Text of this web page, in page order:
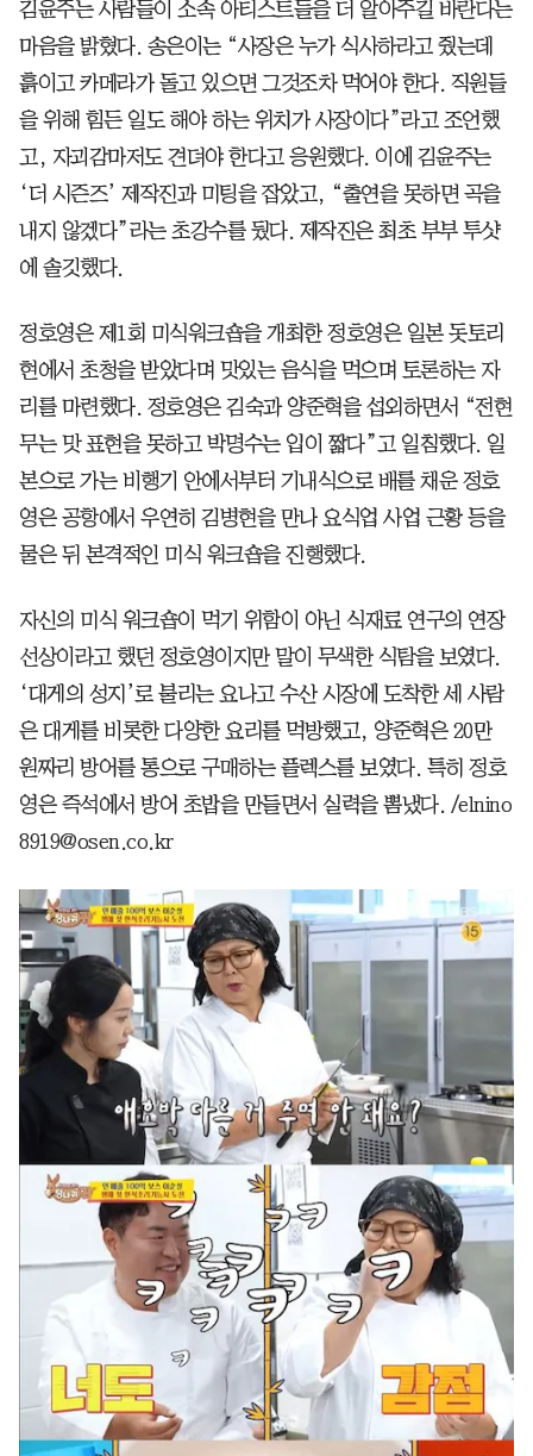
김윤주는 사람들이 소속 아티스트들을 더 알아주길 바란다는
마음을 밝혔다. 송은이는 “사장은 누가 식사하라고 줬는데
흙이고 카메라가 돌고 있으면 그것조차 먹어야 한다. 직원들
을 위해 힘든 일도 해야 하는 위치가 사장이다”라고 조언했
고, 자괴감마저도 견뎌야 한다고 응원했다. 이에 김윤주는
‘더 시즌즈’ 제작진과 미팅을 잡았고, “출연을 못하면 곡을
내지 않겠다”라는 초강수를 뒀다. 제작진은 최초 부부 투샷
에 솔깃했다.
정호영은 제1회 미식워크숍을 개최한 정호영은 일본 돗토리
현에서 초청을 받았다며 맛있는 음식을 먹으며 토론하는 자
리를 마련했다. 정호영은 김숙과 양준혁을 섭외하면서 “전현
무는 맛 표현을 못하고 박명수는 입이 짧다”고 일침했다. 일
본으로 가는 비행기 안에서부터 기내식으로 배를 채운 정호
영은 공항에서 우연히 김병현을 만나 요식업 사업 근황 등을
물은 뒤 본격적인 미식 워크숍을 진행했다.
자신의 미식 워크숍이 먹기 위함이 아닌 식재료 연구의 연장
선상이라고 했던 정호영이지만 말이 무색한 식탐을 보였다.
‘대게의 성지’로 불리는 요나고 수산 시장에 도착한 세 사람
은 대게를 비롯한 다양한 요리를 먹방했고, 양준혁은 20만
원짜리 방어를 통으로 구매하는 플렉스를 보였다. 특히 정호
영은 즉석에서 방어 초밥을 만들면서 실력을 뽐냈다. /elnino
8919@osen.co.kr